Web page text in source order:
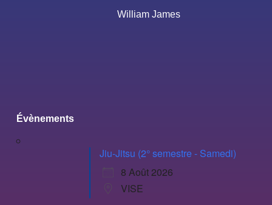
William James
Évènements
Jiu-Jitsu (2° semestre - Samedi)
8 Août 2026
VISE